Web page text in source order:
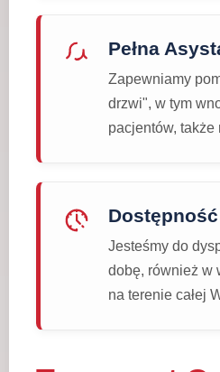
Pełna
Zapewniamy
drzwi", w tym
pacjentów, także
Jesteśmy do
dobę, również w
na terenie całej